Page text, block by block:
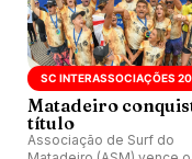
SC INTERASSOCIAÇÕES
Matadeiro
título
Associação de Surf do